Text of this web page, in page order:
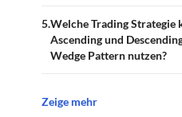
Welche Trading Strategie
Ascending und
Wedge Pattern nutzen?
Zeige mehr